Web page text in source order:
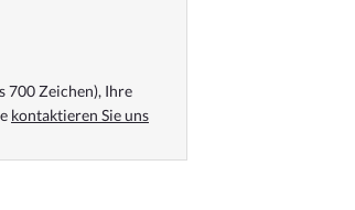
700 Zeichen), Ihre
kontaktieren Sie uns